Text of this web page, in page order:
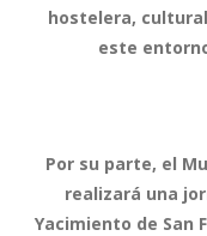
hostelera,
este
Por su parte, el
realizará una
Yacimiento de San